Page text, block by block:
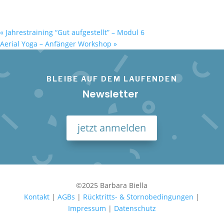
« Jahrestraining “Gut aufgestellt” – Modul 6
Aerial Yoga – Anfänger Workshop »
BLEIBE AUF DEM LAUFENDEN
Newsletter
jetzt anmelden
©2025 Barbara Biella
Kontakt |AGBs | Rücktritts- & Stornobedingungen |
Impressum | Datenschutz